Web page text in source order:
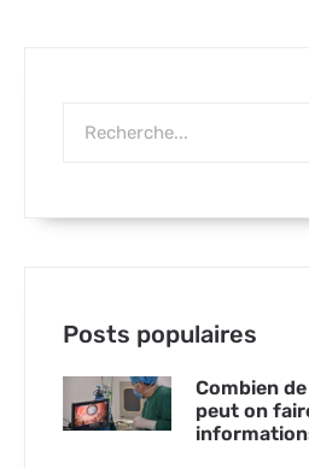
Posts populaires
Combien
peut on